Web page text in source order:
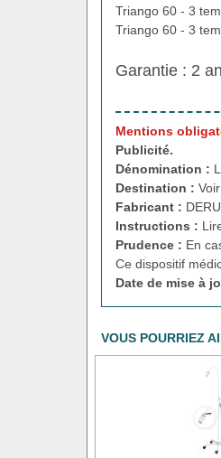
Triango 60 - 3
Triango 60 - 3
Garantie : 2
Mentions
Publicité.
Dénomination :
Destination :
Fabricant :
Instructions :
Prudence : En
Ce dispositif
Date de mise à
VOUS POURRIEZ